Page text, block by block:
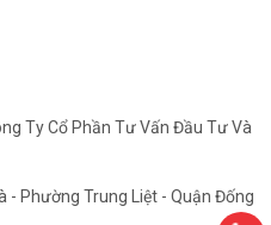
Ty Cổ Phần Tư Vấn Đầu Tư Và
- Phường Trung Liệt - Quận Đống